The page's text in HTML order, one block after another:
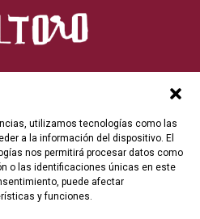
utilizamos tecnologías como las
a la información del dispositivo. El
nos permitirá procesar datos como
o las identificaciones únicas en este
puede afectar
y funciones.